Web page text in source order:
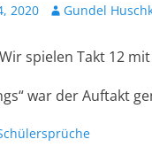
2020 AutorGundel
spielen Takt 12
war der Auftakt